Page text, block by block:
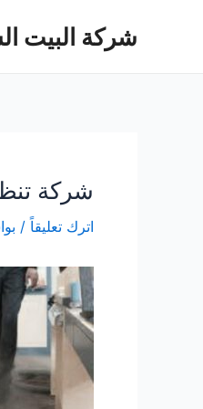
شركة البيت
شركة
اترك تعليقاً /